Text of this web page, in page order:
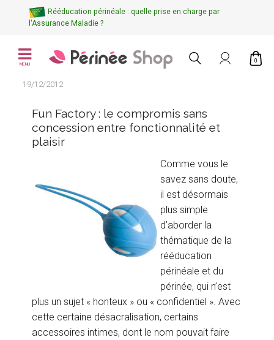
Rééducation périnéale : quelle prise en charge par
l'Assurance Maladie ?
MENU
0
19/12/2012
Fun Factory : le compromis sans
concession entre fonctionnalité et
plaisir
Comme vous le
savez sans doute,
il est désormais
plus simple
d’aborder la
thématique de la
rééducation
périnéale et du
périnée, qui n’est
plus un sujet « honteux » ou « confidentiel ». Avec
cette certaine désacralisation, certains
accessoires intimes, dont le nom pouvait faire